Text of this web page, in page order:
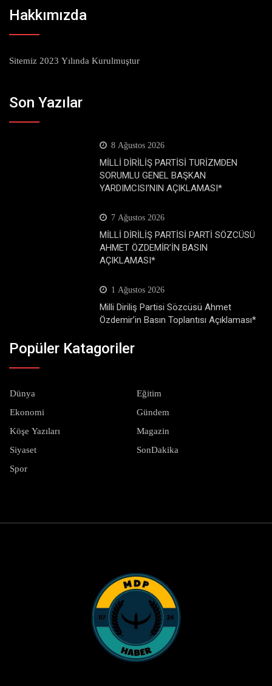
Hakkımızda
Sitemiz 2023 Yılında Kurulmuştur
Son Yazılar
8 Ağustos 2026
MİLLİ DİRİLİŞ PARTİSİ TURİZMDEN
SORUMLU GENEL BAŞKAN
YARDIMCISI’NIN AÇIKLAMASI*
7 Ağustos 2026
MİLLİ DİRİLİŞ PARTİSİ PARTİ SÖZCÜSÜ
AHMET ÖZDEMİR’İN BASIN
AÇIKLAMASI*
1 Ağustos 2026
Milli Diriliş Partisi Sözcüsü Ahmet
Özdemir’in Basın Toplantısı Açıklaması*
Popüler Katagoriler
Dünya Eğitim
Ekonomi Gündem
Köşe Yazıları Magazin
Siyaset SonDakika
Spor